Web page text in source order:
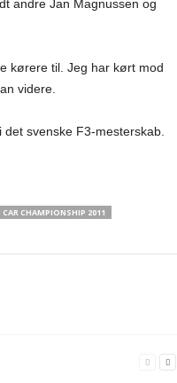
andre Jan Magnussen og
kørere til. Jeg har kørt mod
videre.
svenske F3-mesterskab.
CHAMPIONSHIP 2011